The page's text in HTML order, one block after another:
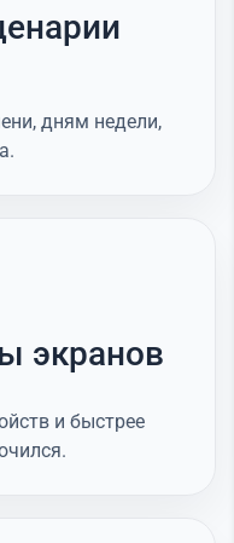
дням недели,
экранов
и быстрее